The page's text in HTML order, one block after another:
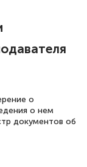
ни на
о
о нем
документов об